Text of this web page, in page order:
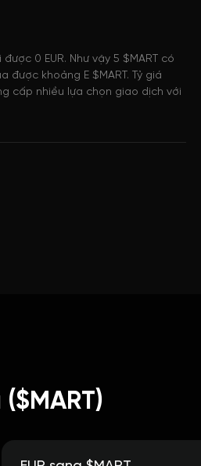
0 EUR. Như vậy 5 $MART có
được khoảng E $MART. Tỷ giá
cấp nhiều lựa chọn giao dịch với